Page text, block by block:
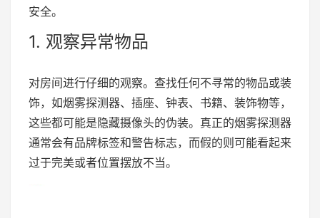
安全。
1. 观察异常物品
对房间进行仔细的观察。查找任何不寻常的物品或装
饰，如烟雾探测器、插座、钟表、书籍、装饰物等，
这些都可能是隐藏摄像头的伪装。真正的烟雾探测器
通常会有品牌标签和警告标志，而假的则可能看起来
过于完美或者位置摆放不当。